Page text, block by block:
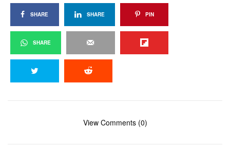
SHARE SHARE PIN
SHARE
View Comments (0)